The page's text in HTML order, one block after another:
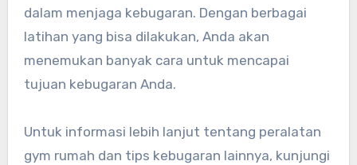
dalam menjaga kebugaran. Dengan berbagai
latihan yang bisa dilakukan, Anda akan
menemukan banyak cara untuk mencapai
tujuan kebugaran Anda.
Untuk informasi lebih lanjut tentang peralatan
gym rumah dan tips kebugaran lainnya, kunjungi